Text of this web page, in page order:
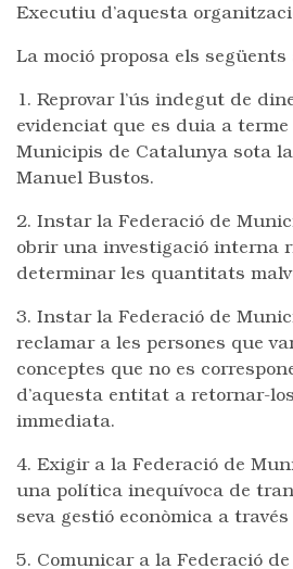
Executiu d’aquesta
La moció proposa els següents
1. Reprovar l’ús indegut de
evidenciat que es duia a terme
Municipis de Catalunya sota
Manuel Bustos.
2. Instar la Federació de
obrir una investigació interna
determinar les quantitats
3. Instar la Federació de
reclamar a les persones que
conceptes que no es
d’aquesta entitat a retornar-
immediata.
4. Exigir a la Federació de
una política inequívoca de
seva gestió econòmica a
5. Comunicar a la Federació